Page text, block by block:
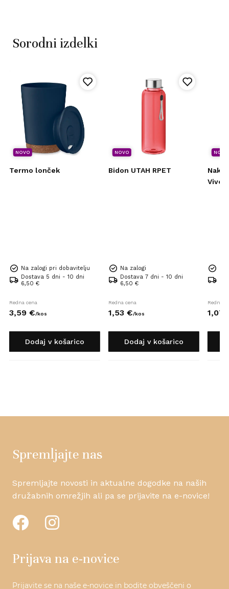
Sorodni izdelki
NOVO
Termo lonček
Na zalogi pri dobavitelju
Dostava 5 dni - 10 dni
6,50 €
Redna cena
3,59 €/kos
Dodaj v košarico
NOVO
Bidon UTAH RPET
Na zalogi
Dostava 7 dni - 10 dni
6,50 €
Redna cena
1,53 €/kos
Dodaj v košarico
NOVO
Redna
1,07
Spremljajte nas
Spremljajte novosti in aktualne dogodke na naših
družabnih omrežjih ali pa se prijavite na e-novice!
Prijava na e-novice
Prijavite se na naše e-novice in bodite obveščeni o